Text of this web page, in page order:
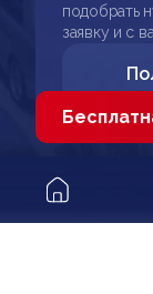
подобрать
заявку и с